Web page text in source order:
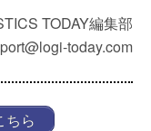
TODAY編集部
today.com
ちら